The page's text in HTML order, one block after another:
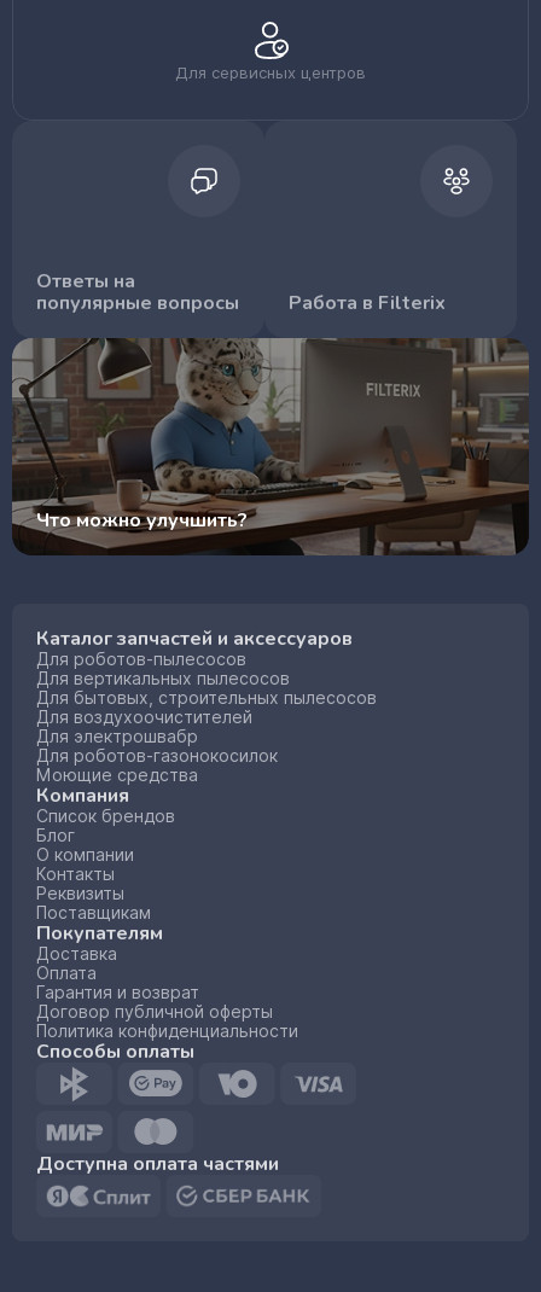
Для сервисных центров
Ответы на
популярные вопросы
Работа в Filterix
Что можно улучшить?
Каталог запчастей и аксессуаров
Для роботов-пылесосов
Для вертикальных пылесосов
Для бытовых, строительных пылесосов
Для воздухоочистителей
Для электрошвабр
Для роботов-газонокосилок
Моющие средства
Компания
Список брендов
Блог
О компании
Контакты
Реквизиты
Поставщикам
Покупателям
Доставка
Оплата
Гарантия и возврат
Договор публичной оферты
Политика конфиденциальности
Способы оплаты
Доступна оплата частями